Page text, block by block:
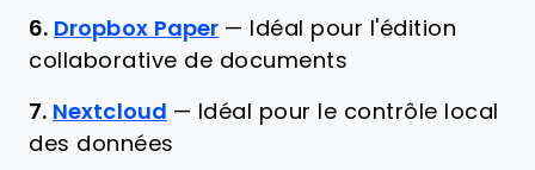
6. Dropbox Paper —
Idéal pour l'édition
collaborative de documents
7. Nextcloud — Idéal pour le contrôle local
des données